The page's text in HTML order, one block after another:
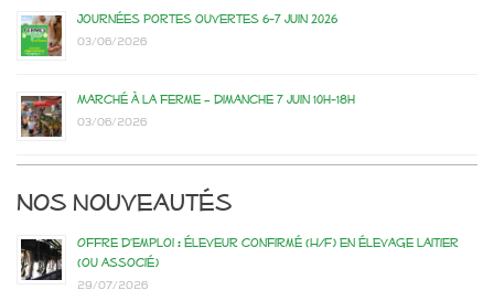
Journées portes ouvertes 6-7 juin 2026
03/06/2026
Marché à la ferme – dimanche 7 juin 10h-18h
03/06/2026
Nos nouveautés
Offre d’emploi : éleveur confirmé (H/F) en élevage laitier
(ou associé)
29/07/2026